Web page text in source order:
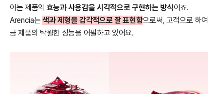
이는 제품의 효능과 사용감을 시각적으로 구현하는 방식이죠.
Arencia는색과 제형을 감각적으로 잘 표현함으로써, 고객으로 하여
금 제품의 탁월한 성능을 어필하고 있어요.